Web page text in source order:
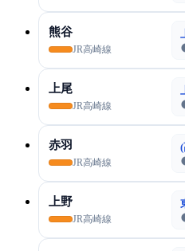
熊谷
JR高崎線
上尾
JR高崎線
赤羽
JR高崎線
上野
JR高崎線